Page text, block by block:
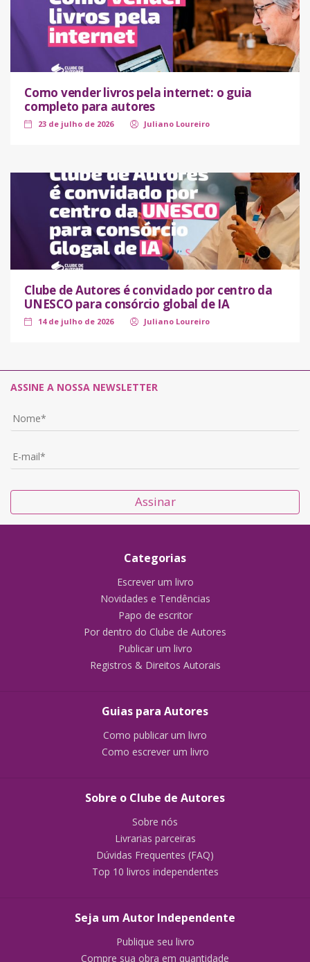
Como vender livros pela internet: o guia
completo para autores
23 de julho de 2026 Juliano Loureiro
Clube de Autores é convidado por centro da
UNESCO para consórcio global de IA
14 de julho de 2026 Juliano Loureiro
ASSINE A NOSSA NEWSLETTER
Assinar
Categorias
Escrever um livro
Novidades e Tendências
Papo de escritor
Por dentro do Clube de Autores
Publicar um livro
Registros & Direitos Autorais
Guias para Autores
Como publicar um livro
Como escrever um livro
Sobre o Clube de Autores
Sobre nós
Livrarias parceiras
Dúvidas Frequentes (FAQ)
Top 10 livros independentes
Seja um Autor Independente
Publique seu livro
Compre sua obra em quantidade